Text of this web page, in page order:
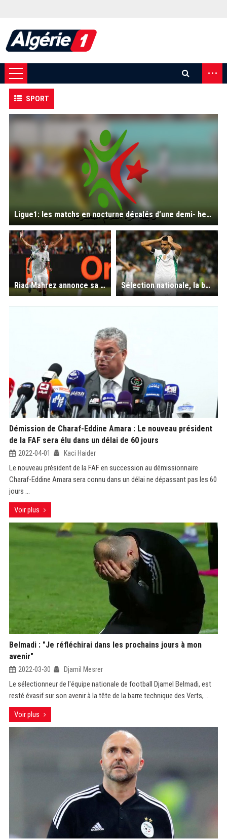
...
SPORT
Ligue1: les matchs en nocturne décalés d’une demi- heure, durant le Ramadhan
Riad Mahrez annonce sa retraite internationale : ‘’ Bourek’’ d’avril ! Sélection nationale, la bombe! :Riad Mahrez annonce sa retraite internationale
Démission de Charaf-Eddine Amara : Le nouveau président
de la FAF sera élu dans un délai de 60 jours
2022-04-01 Kaci Haider
Le nouveau président de la FAF en succession au démissionnaire
Charaf-Eddine Amara sera connu dans un délai ne dépassant pas les 60
jours ...
Voir plus
Belmadi : "Je réfléchirai dans les prochains jours à mon
avenir"
2022-03-30 Djamil Mesrer
Le sélectionneur de l'équipe nationale de football Djamel Belmadi, est
resté évasif sur son avenir à la tête de la barre technique des Verts, ...
Voir plus